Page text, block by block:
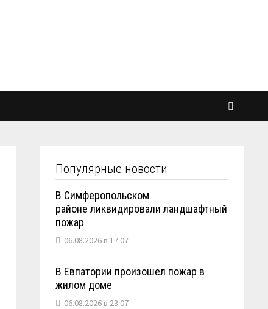
Популярные новости
В Симферопольском
районе ликвидировали ландшафтный
пожар
06.08.2026 в 17:07
В Евпатории произошел пожар в
жилом доме
06.08.2026 в 23:07